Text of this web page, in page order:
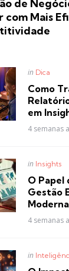
de
com Mais
Posted
in Dica
Como
em
4 semanas
Posted
in Insights
O Papel
Gestão
Moderna
4 semanas
Posted
in